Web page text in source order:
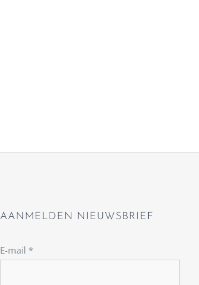
AANMELDEN NIEUWSBRIEF
E-mail *